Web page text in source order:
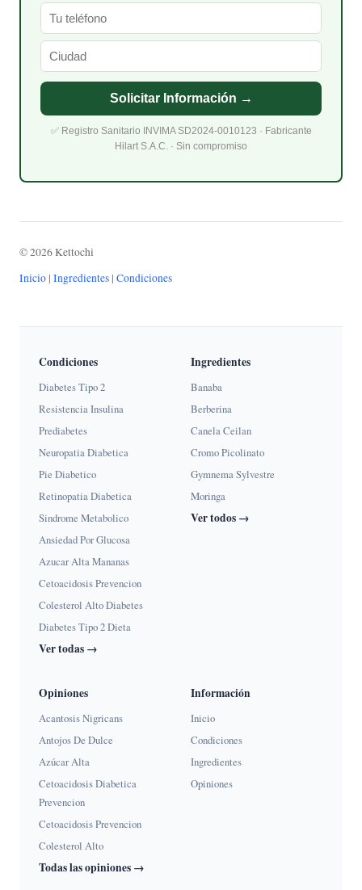
Solicitar Información →
✅ Registro Sanitario INVIMA SD2024-0010123 · Fabricante
Hilart S.A.C. · Sin compromiso
© 2026 Kettochi
Inicio | Ingredientes | Condiciones
Condiciones
Diabetes Tipo 2
Resistencia Insulina
Prediabetes
Neuropatia Diabetica
Pie Diabetico
Retinopatia Diabetica
Sindrome Metabolico
Ansiedad Por Glucosa
Azucar Alta Mananas
Cetoacidosis Prevencion
Colesterol Alto Diabetes
Diabetes Tipo 2 Dieta
Ver todas →
Ingredientes
Banaba
Berberina
Canela Ceilan
Cromo Picolinato
Gymnema Sylvestre
Moringa
Ver todos →
Opiniones
Acantosis Nigricans
Antojos De Dulce
Azúcar Alta
Cetoacidosis Diabetica
Prevencion
Cetoacidosis Prevencion
Colesterol Alto
Todas las opiniones →
Información
Inicio
Condiciones
Ingredientes
Opiniones